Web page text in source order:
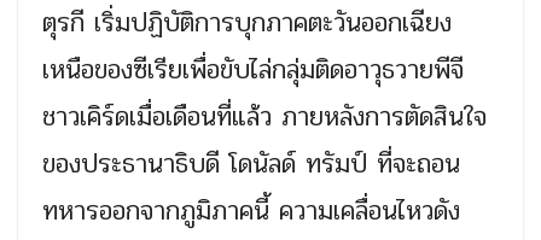
ตุรกี เริ่มปฏิบัติการบุกภาคตะวันออกเฉียง
เหนือของซีเรียเพื่อขับไล่กลุ่มติดอาวุธวายพีจี
ชาวเคิร์ดเมื่อเดือนที่แล้ว ภายหลังการตัดสินใจ
ของประธานาธิบดี โดนัลด์ ทรัมป์ ที่จะถอน
ทหารออกจากภูมิภาคนี้ ความเคลื่อนไหวดัง